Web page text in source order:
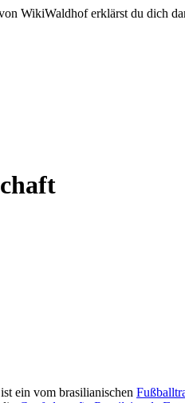
WikiWaldhof erklärst du dich
ein vom brasilianischen